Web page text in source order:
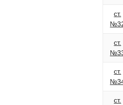
ст.
ст.
ст.
ст.